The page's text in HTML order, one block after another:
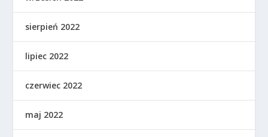
sierpień 2022
lipiec 2022
czerwiec 2022
maj 2022